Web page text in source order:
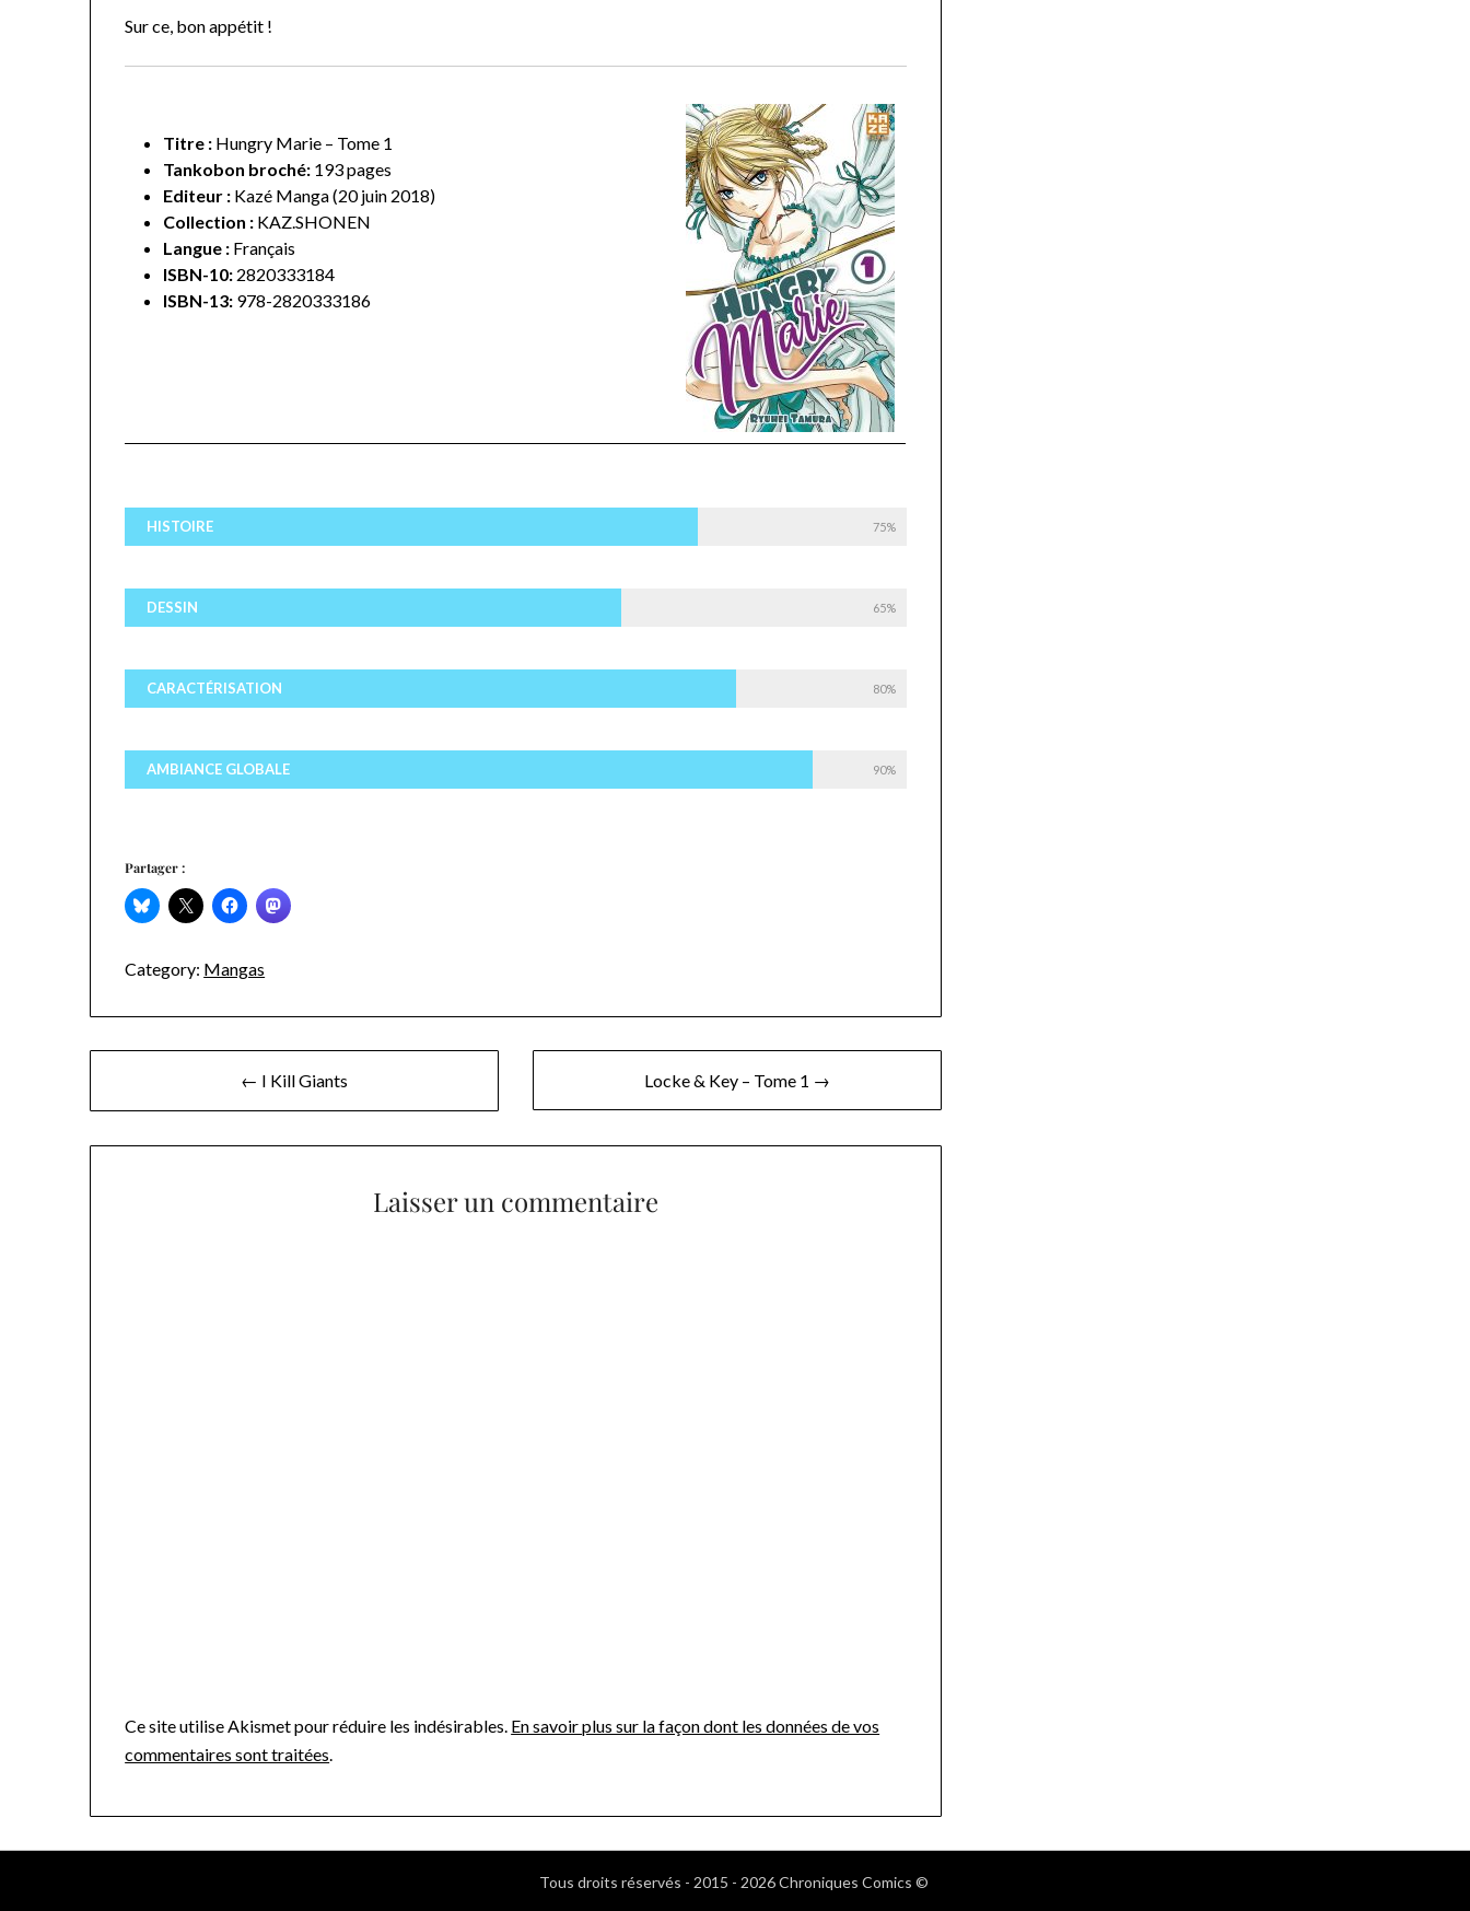
Sur ce, bon appétit !
Titre : Hungry Marie – Tome 1
Tankobon broché: 193 pages
Editeur : Kazé Manga (20 juin 2018)
Collection : KAZ.SHONEN
Langue : Français
ISBN-10: 2820333184
ISBN-13: 978-2820333186
HISTOIRE 75%
DESSIN 65%
CARACTÉRISATION 80%
AMBIANCE GLOBALE 90%
Partager :
Category: Mangas
de
l’article
← I Kill Giants Locke & Key – Tome 1 →
Laisser un commentaire
Ce site utilise Akismet pour réduire les indésirables. En savoir plus sur la façon dont les données de vos
commentaires sont traitées.
Tous droits réservés - 2015 - 2026 Chroniques Comics ©